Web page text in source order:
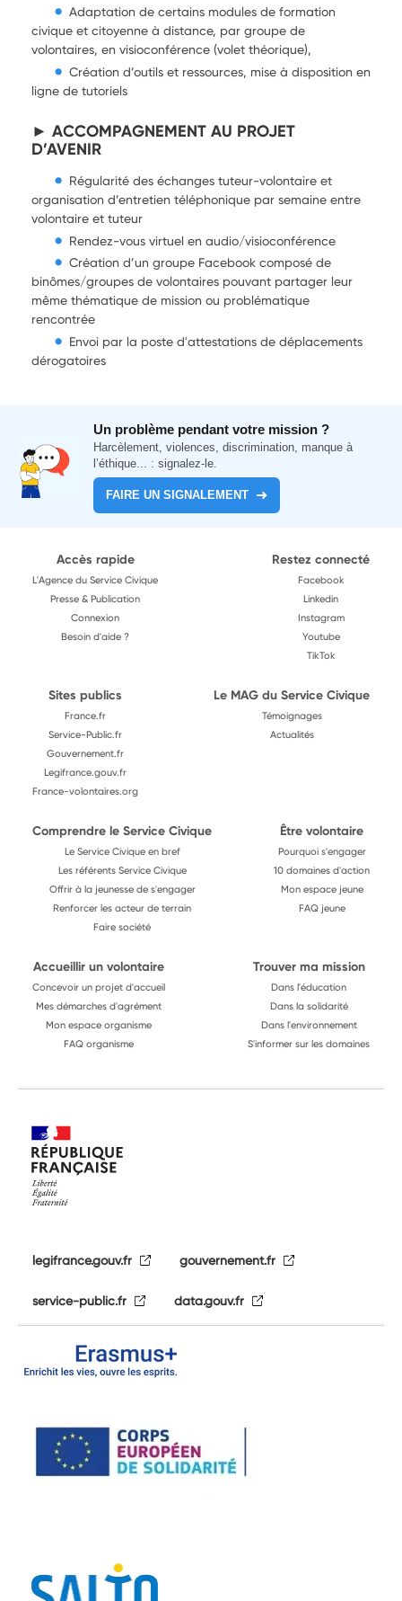
Adaptation de certains modules de formation
civique et citoyenne à distance, par groupe de
volontaires, en visioconférence (volet théorique),
Création d’outils et ressources, mise à disposition en
ligne de tutoriels
► ACCOMPAGNEMENT AU PROJET
D’AVENIR
Régularité des échanges tuteur-volontaire et
organisation d’entretien téléphonique par semaine entre
volontaire et tuteur
Rendez-vous virtuel en audio/visioconférence
Création d’un groupe Facebook composé de
binômes/groupes de volontaires pouvant partager leur
même thématique de mission ou problématique
rencontrée
Envoi par la poste d'attestations de déplacements
dérogatoires
Un problème pendant votre mission ?
Harcèlement, violences, discrimination, manque à
l’éthique... : signalez-le.
FAIRE UN SIGNALEMENT
Accès rapide
L'Agence du Service Civique
Presse & Publication
Connexion
Besoin d'aide ?
Restez connecté
Facebook
Linkedin
Instagram
Youtube
TikTok
Sites publics
France.fr
Service-Public.fr
Gouvernement.fr
Legifrance.gouv.fr
France-volontaires.org
Le MAG du Service Civique
Témoignages
Actualités
Comprendre le Service Civique
Le Service Civique en bref
Les référents Service Civique
Offrir à la jeunesse de s'engager
Renforcer les acteur de terrain
Faire société
Être volontaire
Pourquoi s'engager
10 domaines d'action
Mon espace jeune
FAQ jeune
Accueillir un volontaire
Concevoir un projet d'accueil
Mes démarches d'agrément
Mon espace organisme
FAQ organisme
Trouver ma mission
Dans l'éducation
Dans la solidarité
Dans l'environnement
S'informer sur les domaines
legifrance.gouv.fr gouvernement.fr
service-public.fr data.gouv.fr